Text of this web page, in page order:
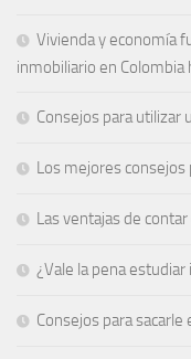
Vivienda y economía
inmobiliario en Colombia
Consejos para
Los mejores
Las ventajas de
¿Vale la pena
Consejos para